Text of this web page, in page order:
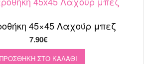
45×45 Λαχούρ μπεζ
7.90€
ΠΡΟΣΘΉΚΗ ΣΤΟ ΚΑΛΆΘΙ